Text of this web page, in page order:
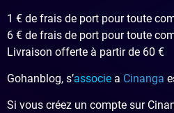
1 € de frais de port pour toute
6 € de frais de port pour toute
Livraison offerte à partir de 60 €
Gohanblog, s’associe a Cinanga
Si vous créez un compte sur